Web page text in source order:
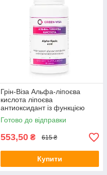
Грін-Віза Альфа-ліпоєва
кислота ліпоєва
антиоксидант із функцією
корекції ваги 90капс
Готово до відправки
553,50 ₴ 615 ₴
Купити